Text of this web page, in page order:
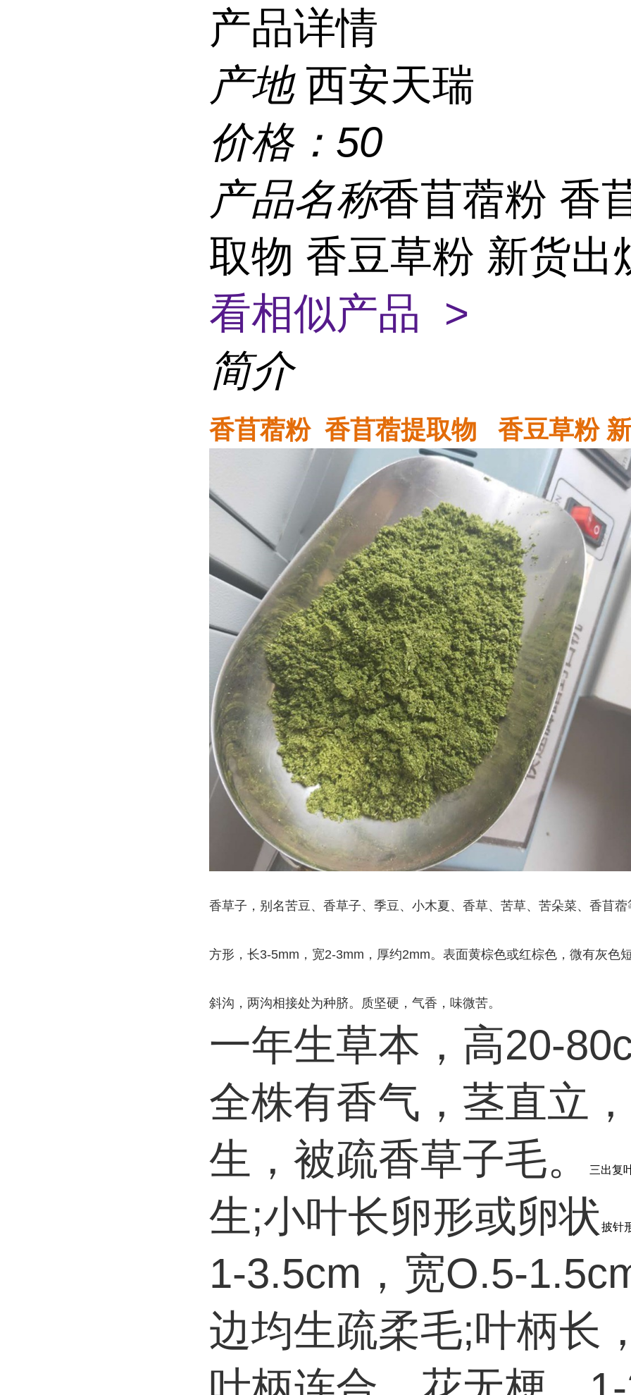
产品详情
产地 西安天瑞
价格： 50
产品名称香苜蓿粉 香
取物 香豆草粉 新货
看相似产品 >
简介
香苜蓿粉 香苜蓿提取物 香豆草粉
香草子，别名苦豆、香草子、季豆、小木夏、香草、苦草、苦朵菜、香苜
方形，长3-5mm，宽2-3mm，厚约2mm。表面黄棕色或红棕色，微有灰色
斜沟，两沟相接处为种脐。质坚硬，气香，味微苦。
一年生草本，高20-
全株有香气，茎直立
生，被疏香草子毛。
三出复
生;小叶长卵形或卵状 披针
1-3.5cm，宽O.5-
边均生疏柔毛;叶柄长